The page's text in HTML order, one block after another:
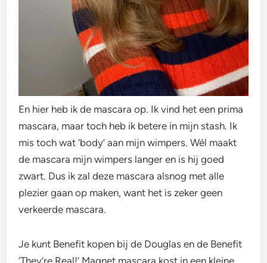
En hier heb ik de mascara op. Ik vind het een prima
mascara, maar toch heb ik betere in mijn stash. Ik
mis toch wat ‘body’ aan mijn wimpers. Wél maakt
de mascara mijn wimpers langer en is hij goed
zwart. Dus ik zal deze mascara alsnog met alle
plezier gaan op maken, want het is zeker geen
verkeerde mascara.
Je kunt Benefit kopen bij de Douglas en de Benefit
‘They’re Real!’ Magnet mascara kost in een kleine